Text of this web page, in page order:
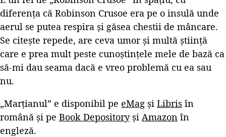
diferența că Robinson Crusoe era pe o insulă unde
aerul se putea respira și găsea chestii de mâncare.
Se citește repede, are ceva umor și multă știință
care e prea mult peste cunoștințele mele de bază ca
să-mi dau seama dacă e vreo problemă cu ea sau
nu.
„Marțianul” e disponibil pe eMag și Libris în
română și pe Book Depositoryși Amazon în
engleză.